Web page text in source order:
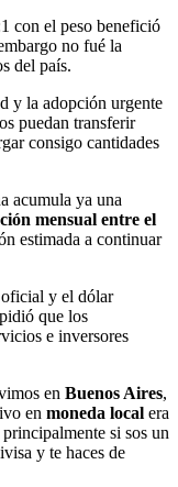
con el peso benefició
no fué la
del país.
y la adopción urgente
puedan transferir
consigo cantidades
acumula ya una
mensual entre el
estimada a continuar
y el dólar
que los
e inversores
en Buenos Aires,
en moneda local era
si sos un
y te haces de